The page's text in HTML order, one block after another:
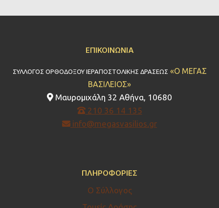
ΕΠΙΚΟΙΝΩΝΊΑ
ΣΥΛΛΟΓΟΣ ΟΡΘΟΔΟΞΟΥ ΙΕΡΑΠΟΣΤΟΛΙΚΗΣ ΔΡΑΣΕΩΣ «Ο ΜΕΓΑΣ
ΒΑΣΙΛΕΙΟΣ»
Μαυρομιχάλη 32 Αθήνα, 10680
210 36 14 135
info@megasvasilios.gr
ΠΛΗΡΟΦΟΡΊΕΣ
Ο Σύλλογος